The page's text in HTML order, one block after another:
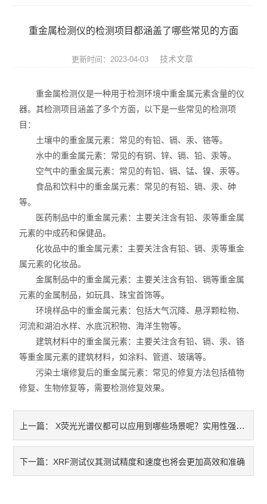
ROHS分析仪
环保检测仪
液相色谱仪
矿石分析仪
合金分析仪
元素分析仪
不锈钢分析仪
镀层测厚仪/膜厚仪
光谱仪
重金属检测仪的检测项目都涵盖了哪些常见的方面
更新时间：2023-04-03 技术文章
重金属检测仪是一种用于检测环境中重金属元素含量的仪
器。其检测项目涵盖了多个方面，以下是一些常见的检测项
目：
土壤中的重金属元素：常见的有铅、镉、汞、铬等。
水中的重金属元素：常见的有铜、锌、镉、铅、汞等。
空气中的重金属元素：常见的有铅、镉、锰、镍、汞等。
食品和饮料中的重金属元素：常见的有铅、镉、汞、砷
等。
医药制品中的重金属元素：主要关注含有铅、汞等重金属
元素的中成药和保健品。
化妆品中的重金属元素：主要关注含有铅、镉、汞等重金
属元素的化妆品。
金属制品中的重金属元素：主要关注含有铅、镉等重金属
元素的金属制品，如玩具、珠宝首饰等。
环境样品中的重金属元素：包括大气沉降、悬浮颗粒物、
河流和湖泊水样、水底沉积物、海洋生物等。
建筑材料中的重金属元素：主要关注含有铅、镉、汞、铬
等重金属元素的建筑材料，如涂料、管道、玻璃等。
污染土壤修复后的重金属元素：常见的修复方法包括植物
修复、生物修复等，需要检测修复效果。
上一篇： X荧光光谱仪都可以应用到哪些场景呢？实用性强不强呢?
下一篇：XRF测试仪其测试精度和速度也将会更加高效和准确